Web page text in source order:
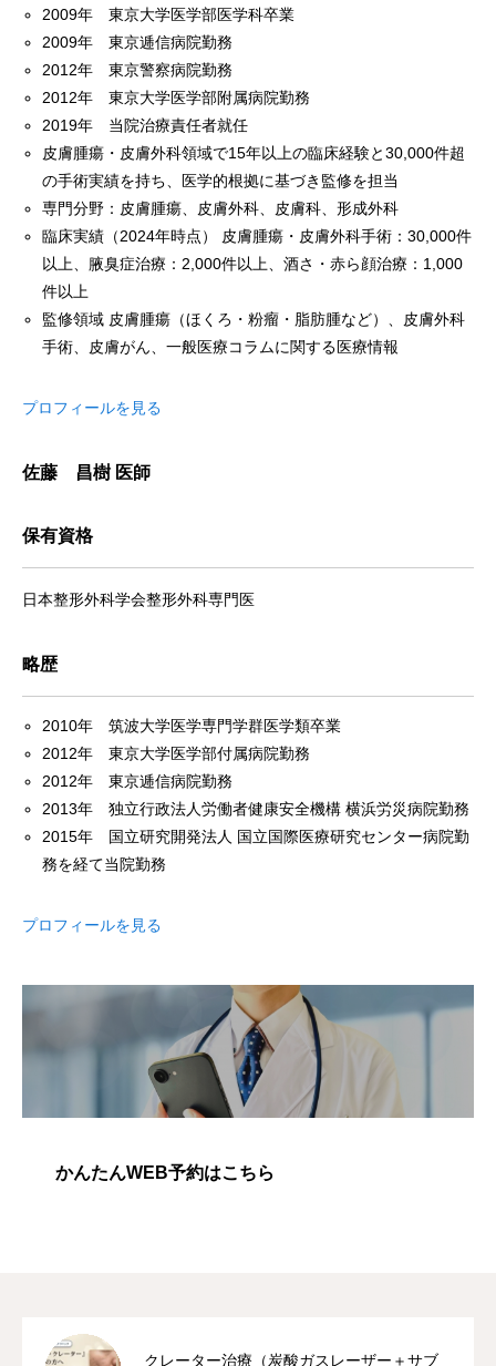
2009年 東京大学医学部医学科卒業
2009年 東京逓信病院勤務
2012年 東京警察病院勤務
2012年 東京大学医学部附属病院勤務
2019年 当院治療責任者就任
皮膚腫瘍・皮膚外科領域で15年以上の臨床経験と30,000件超
の手術実績を持ち、医学的根拠に基づき監修を担当
専門分野：皮膚腫瘍、皮膚外科、皮膚科、形成外科
臨床実績（2024年時点） 皮膚腫瘍・皮膚外科手術：30,000件
以上、腋臭症治療：2,000件以上、酒さ・赤ら顔治療：1,000
件以上
監修領域 皮膚腫瘍（ほくろ・粉瘤・脂肪腫など）、皮膚外科
手術、皮膚がん、一般医療コラムに関する医療情報
プロフィールを見る
佐藤 昌樹 医師
保有資格
日本整形外科学会整形外科専門医
略歴
2010年 筑波大学医学専門学群医学類卒業
2012年 東京大学医学部付属病院勤務
2012年 東京逓信病院勤務
2013年 独立行政法人労働者健康安全機構 横浜労災病院勤務
2015年 国立研究開発法人 国立国際医療研究センター病院勤
務を経て当院勤務
プロフィールを見る
かんたんWEB予約はこちら
クレーター治療（炭酸ガスレーザー＋サブ